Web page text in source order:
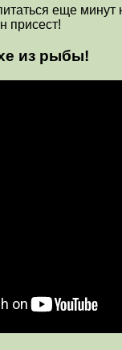
еще минут
присест!
из рыбы!